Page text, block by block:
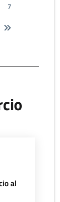
7
al